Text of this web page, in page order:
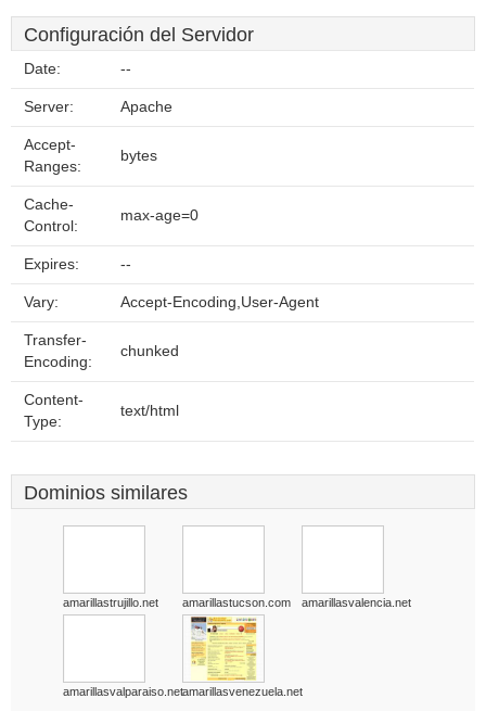
Configuración del Servidor
Date: --
Server: Apache
Accept-
Ranges:
bytes
Cache-
Control:
max-age=0
Expires: --
Vary: Accept-Encoding,User-Agent
Transfer-
Encoding:
chunked
Content-
Type:
text/html
Dominios similares
amarillastrujillo.net amarillastucson.com amarillasvalencia.net
amarillasvalparaiso.netamarillasvenezuela.net